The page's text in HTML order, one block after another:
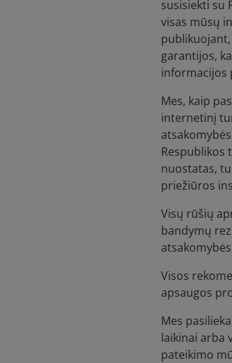
susisiekti su
visas mūsų
garantijos,
informacijos
Mes, kaip
internetinį
Respublikos
nuostatas,
priežiūros
Visų rūšių
bandymų
Visos
apsaugos
Mes
laikinai arba
pateikimo